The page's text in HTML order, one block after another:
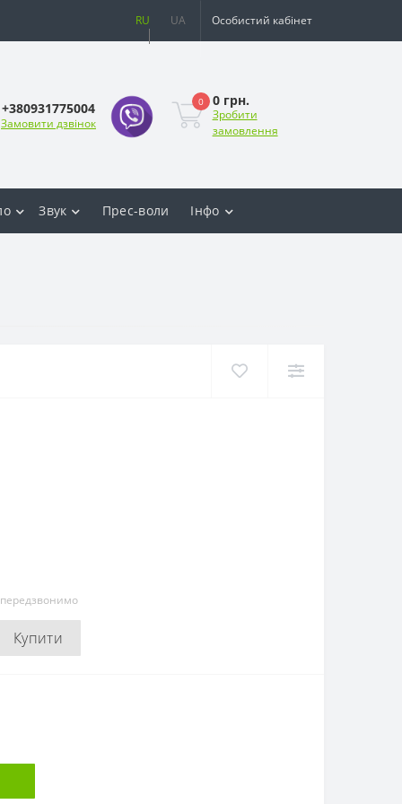
UA Особистий кабінет
+380931775004
Замовити дзвінок
0 0 грн.
Зробити
замовлення
Звук Прес-воли Інфо
Купити